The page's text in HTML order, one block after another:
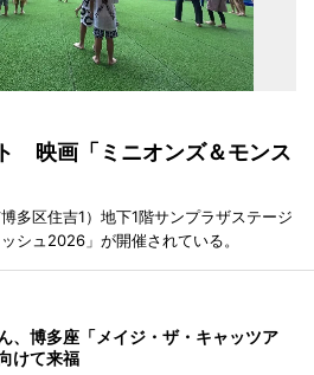
映画「ミニオンズ＆モンス
多区住吉1）地下1階サンプラザステージ
シュ2026」が開催されている。
、博多座「メイジ・ザ・キャッツア
けて来福